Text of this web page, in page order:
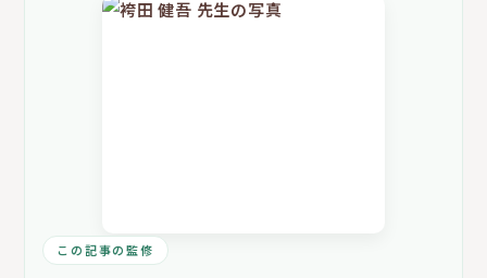
この記事の監修